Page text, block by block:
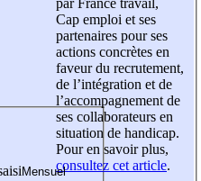
Cap emploi et ses
partenaires pour ses
actions concrètes en
faveur du recrutement,
de l’intégration et de
l’accompagnement de
ses collaborateurs en
situation de handicap.
Pour en savoir plus,
consultez cet article.